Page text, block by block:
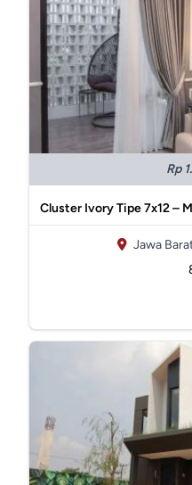
Rp
Cluster Ivory Tipe 7x12 –
Jawa